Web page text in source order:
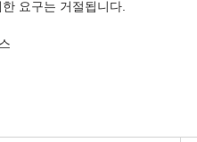
요구는 거절됩니다.